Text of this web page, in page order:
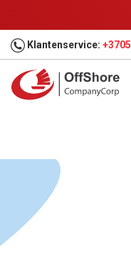
Klantenservice: